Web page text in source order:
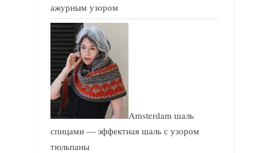
ажурным узором
Amsterdam шаль
спицами — эффектная шаль с узором
тюльпаны